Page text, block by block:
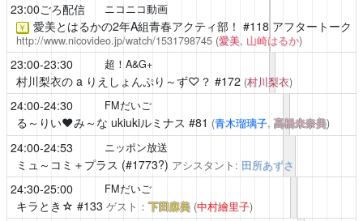
23:00ごろ配信 ニコニコ動画
￥ 愛美とはるかの2年A組青春アクティ部！ #118 アフタートーク
http://www.nicovideo.jp/watch/1531798745 (愛美, 山崎はるか)
23:00-23:30 超！A&G+
村川梨衣の a りえしょんぷり～ず♡？ #172 (村川梨衣)
24:00-24:30 FMだいご
る～りい❤️み～な ukiukiルミナス #81 (青木瑠璃子,高橋未奈美)
24:00-24:53 ニッポン放送
ミュ～コミ＋プラス (#1773?) アシスタント: 田所あずさ
24:30-25:00 FMだいご
キラとき☆ #133 ゲスト：下田麻美 (中村繪里子)